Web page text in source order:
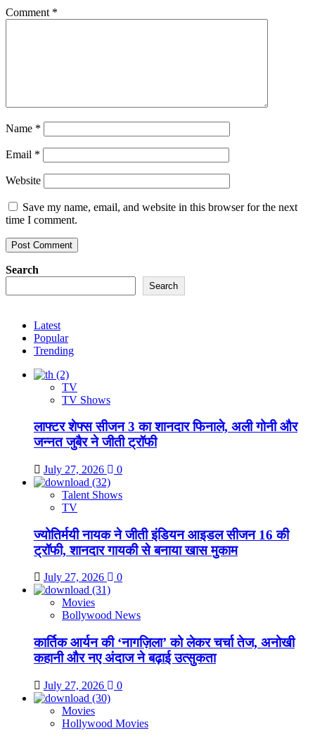
Comment *
Name *
Email *
Website
Save my name, email, and website in this browser for the next
time I comment.
Search
Search
Latest
Popular
Trending
TV
TV Shows
लाफ्टर शेफ्स सीजन 3 का शानदार फिनाले, अली गोनी और
जन्नत जुबैर ने जीती ट्रॉफी
July 27, 2026 0
Talent Shows
TV
ज्योतिर्मयी नायक ने जीती इंडियन आइडल सीजन 16 की
ट्रॉफी, शानदार गायकी से बनाया खास मुकाम
July 27, 2026 0
Movies
Bollywood News
कार्तिक आर्यन की ‘नागज़िला’ को लेकर चर्चा तेज, अनोखी
कहानी और नए अंदाज ने बढ़ाई उत्सुकता
July 27, 2026 0
Movies
Hollywood Movies